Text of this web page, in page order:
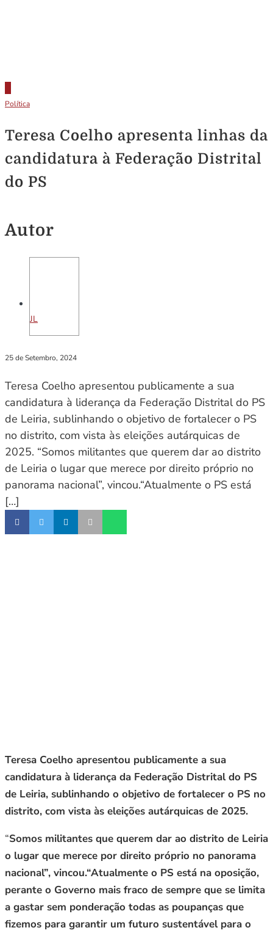
Política
Teresa Coelho apresenta linhas da
candidatura à Federação Distrital
do PS
Autor
JL
25 de Setembro, 2024
Teresa Coelho apresentou publicamente a sua
candidatura à liderança da Federação Distrital do PS
de Leiria, sublinhando o objetivo de fortalecer o PS
no distrito, com vista às eleições autárquicas de
2025. “Somos militantes que querem dar ao distrito
de Leiria o lugar que merece por direito próprio no
panorama nacional”, vincou.“Atualmente o PS está
[…]
Teresa Coelho apresentou publicamente a sua
candidatura à liderança da Federação Distrital do PS
de Leiria, sublinhando o objetivo de fortalecer o PS no
distrito, com vista às eleições autárquicas de 2025.
“Somos militantes que querem dar ao distrito de Leiria
o lugar que merece por direito próprio no panorama
nacional”, vincou.“Atualmente o PS está na oposição,
perante o Governo mais fraco de sempre que se limita
a gastar sem ponderação todas as poupanças que
fizemos para garantir um futuro sustentável para o